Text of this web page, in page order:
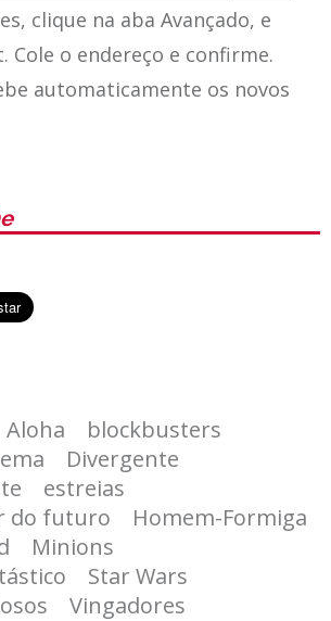
clique na aba Avançado, e
Cole o endereço e confirme.
automaticamente os novos
Aloha
blockbusters
Divergente
estreias
do futuro
Homem-Formiga
Minions
Star Wars
Vingadores